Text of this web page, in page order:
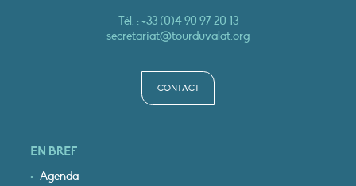
Tél. :+33 (0)4 90 97 20 13
secretariat@tourduvalat.org
CONTACT
EN BREF
Agenda